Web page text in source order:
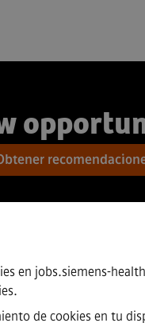
en jobs.siemens-
.
de cookies en tu